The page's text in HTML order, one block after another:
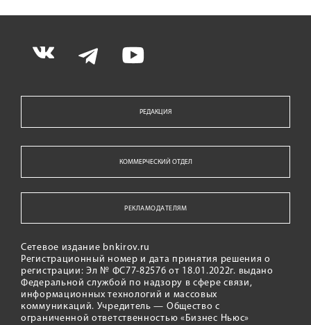
РЕДАКЦИЯ
КОММЕРЧЕСКИЙ ОТДЕЛ
РЕКЛАМОДАТЕЛЯМ
Сетевое издание bnkirov.ru
Регистрационный номер и дата принятия решения о
регистрации: Эл № ФС77-82576 от 18.01.2022г. выдано
Федеральной службой по надзору в сфере связи,
информационных технологий и массовых
коммуникаций. Учредитель — Общество с
ограниченной ответственностью «Бизнес Ньюс»